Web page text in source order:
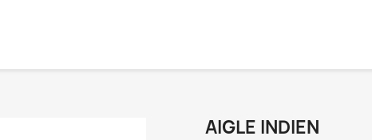
AIGLE INDIEN